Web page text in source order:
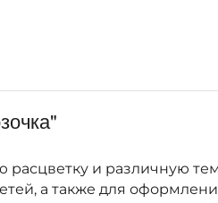
и различную
а также для